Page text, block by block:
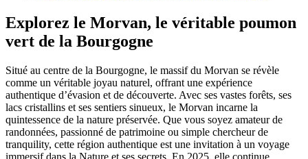
Explorez le Morvan, le véritable poumon
vert de la Bourgogne
Situé au centre de la Bourgogne, le massif du Morvan se révèle
comme un véritable joyau naturel, offrant une expérience
authentique d’évasion et de découverte. Avec ses vastes forêts, ses
lacs cristallins et ses sentiers sinueux, le Morvan incarne la
quintessence de la nature préservée. Que vous soyez amateur de
randonnées, passionné de patrimoine ou simple chercheur de
tranquility, cette région authentique est une invitation à un voyage
immersif dans la Nature et ses secrets. En 2025, elle continue